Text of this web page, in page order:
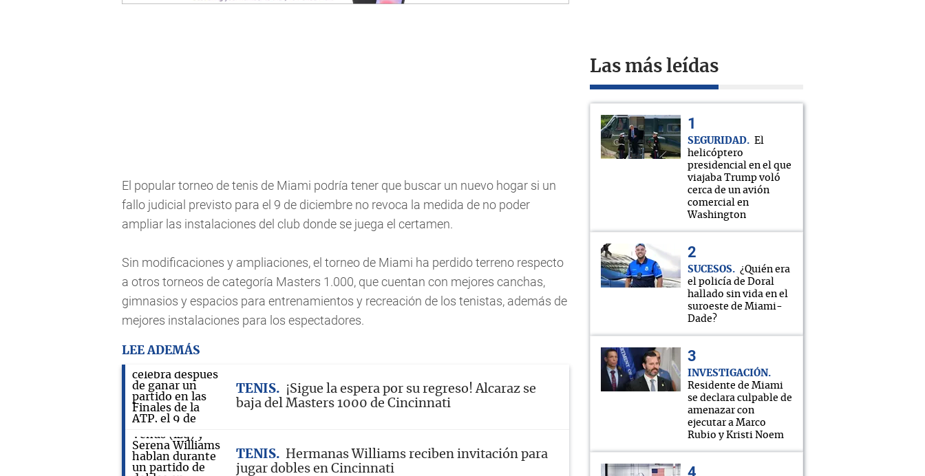
El popular torneo de tenis de Miami podría tener que buscar un nuevo hogar si un
fallo judicial previsto para el 9 de diciembre no revoca la medida de no poder
ampliar las instalaciones del club donde se juega el certamen.
Sin modificaciones y ampliaciones, el torneo de Miami ha perdido terreno respecto
a otros torneos de categoría Masters 1.000, que cuentan con mejores canchas,
gimnasios y espacios para entrenamientos y recreación de los tenistas, además de
mejores instalaciones para los espectadores.
LEE ADEMÁS
TENIS
¡Sigue la espera por su regreso! Alcaraz se
baja del Masters 1000 de Cincinnati
TENIS
Hermanas Williams reciben invitación para
jugar dobles en Cincinnati
Las más leídas
SEGURIDAD
El
helicóptero
presidencial en el que
viajaba Trump voló
cerca de un avión
comercial en
Washington
SUCESOS
¿Quién era
el policía de Doral
hallado sin vida en el
suroeste de Miami-
Dade?
INVESTIGACIÓN
Residente de Miami
se declara culpable de
amenazar con
ejecutar a Marco
Rubio y Kristi Noem